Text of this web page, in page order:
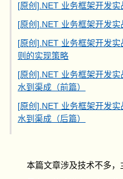
[原创].NET 业务框架开发
[原创].NET 业务框架开发
[原创].NET 业务框架开发
则的实现策略
[原创].NET 业务框架开发实
水到渠成（前篇）
[原创].NET 业务框架开发实
水到渠成（后篇）
本篇文章涉及技术不多，